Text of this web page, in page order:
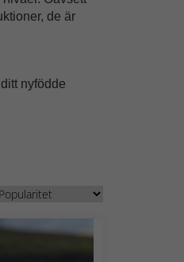
de är
nyfödde